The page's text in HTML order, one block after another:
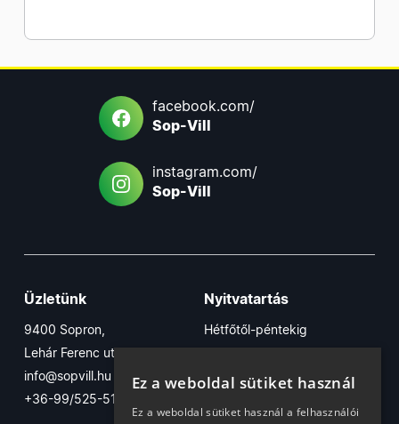
facebook.com/
Sop-Vill
instagram.com/
Sop-Vill
Üzletünk
9400 Sopron,
Lehár Ferenc utca 17/B
info@sopvill.hu
+36-99/525-515
Nyitvatartás
Hétfőtől-péntekig
7:30-16:30
Szombaton
Ez a weboldal sütiket használ
Ez a weboldal sütiket használ a felhasználói